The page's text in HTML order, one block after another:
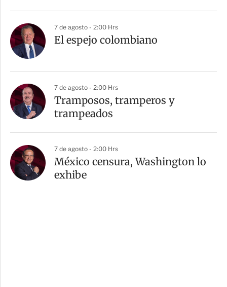
7 de agosto - 2:00 Hrs
El espejo colombiano
7 de agosto - 2:00 Hrs
Tramposos, tramperos y
trampeados
7 de agosto - 2:00 Hrs
México censura, Washington lo
exhibe